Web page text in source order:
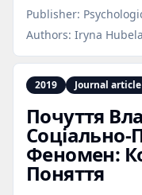
Publisher:
Authors: Iryna
2019 Journal article
Почуття
Феномен:
Поняття